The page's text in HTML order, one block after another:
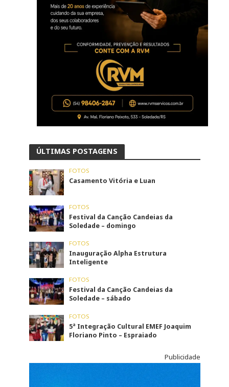
ÚLTIMAS POSTAGENS
FOTOS
Casamento Vitória e Luan
FOTOS
Festival da Canção Candeias da
Soledade – domingo
FOTOS
Inauguração Alpha Estrutura
Inteligente
FOTOS
Festival da Canção Candeias da
Soledade – sábado
FOTOS
5ª Integração Cultural EMEF Joaquim
Floriano Pinto – Espraiado
Publicidade